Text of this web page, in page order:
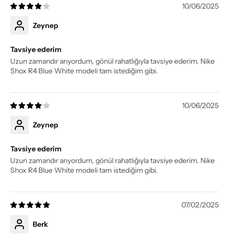
10/06/2025
Zeynep
Tavsiye ederim
Uzun zamandır arıyordum, gönül rahatlığıyla tavsiye ederim. Nike
Shox R4 Blue White modeli tam istediğim gibi.
10/06/2025
Zeynep
Tavsiye ederim
Uzun zamandır arıyordum, gönül rahatlığıyla tavsiye ederim. Nike
Shox R4 Blue White modeli tam istediğim gibi.
07/02/2025
Berk